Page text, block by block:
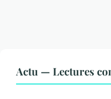
Actu — Lectures